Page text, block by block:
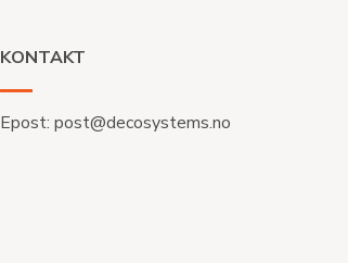
KONTAKT
Epost: post@decosystems.no